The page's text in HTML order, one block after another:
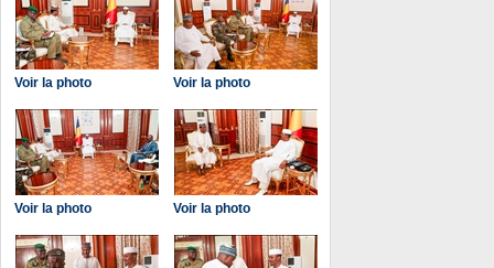
Voir la photo Voir la photo
Voir la photo Voir la photo